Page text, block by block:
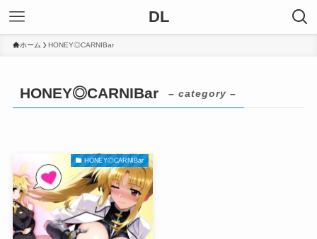
DL
ホーム HONEY◎CARNIBar
HONEY◎CARNIBar – category –
HONEY◎CARNIBar